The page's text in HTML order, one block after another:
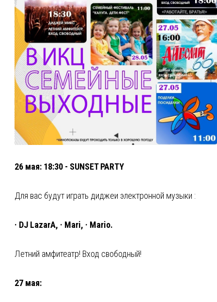
⁣26 мая: 18:30 - SUNSET PARTY
Для вас будут играть диджеи электронной музыки :
· DJ LazarA, · Mari, · Mario.
Летний амфитеатр! Вход свободный!
27 мая: